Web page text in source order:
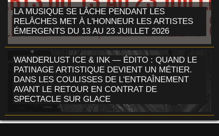
LA MUSIQUE SE LÂCHE PENDANT LES
RELÂCHES MET À L'HONNEUR LES ARTISTES
ÉMERGENTS DU 13 AU 23 JUILLET 2026
WANDERLUST ICE & INK — ÉDITO : QUAND LE
PATINAGE ARTISTIQUE DEVIENT UN MÉTIER.
DANS LES COULISSES DE L'ENTRAÎNEMENT
AVANT LE RETOUR EN CONTRAT DE
SPECTACLE SUR GLACE